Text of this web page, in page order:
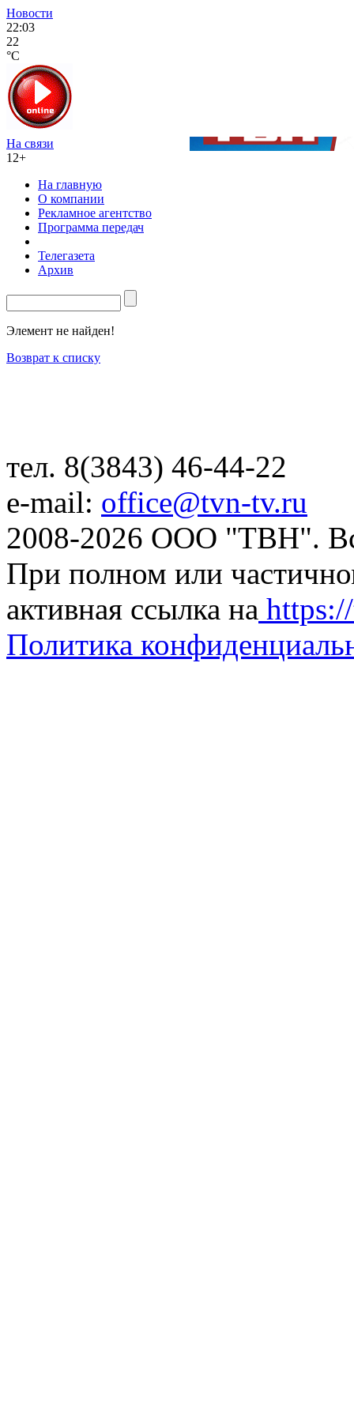
Новости
22:03
22
°C
На связи
12+
На главную
О компании
Рекламное агентство
Программа передач
Телегазета
Архив
Элемент не найден!
Возврат к списку
тел. 8(3843) 46-44-22
e-mail: office@tvn-tv.ru
2008-2026 ООО "ТВН".
При полном или
активная ссылка на
Политика